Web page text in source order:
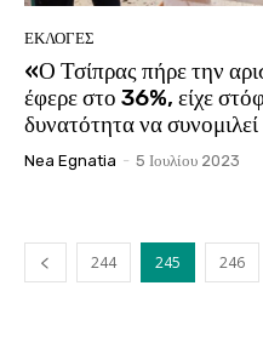
ΕΚΛΟΓΈΣ
«Ο Τσίπρας πήρε την
έφερε στο 36%, είχε
δυνατότητα να
Nea Egnatia - 5 Ιουλίου 2023
244 245 246